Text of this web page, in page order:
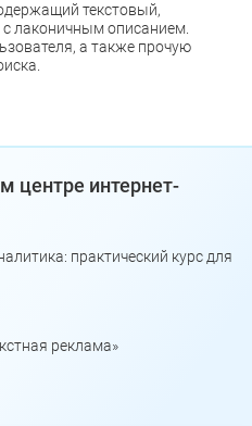
текстовый,
лаконичным описанием.
а также прочую
центре интернет-
практический курс для
реклама»